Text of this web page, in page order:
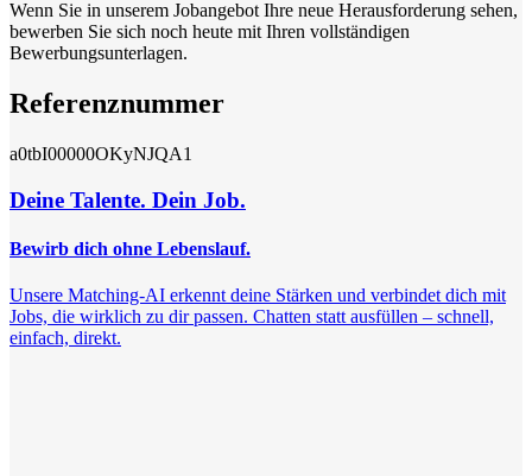
Wenn Sie in unserem Jobangebot Ihre neue Herausforderung sehen,
bewerben Sie sich noch heute mit Ihren vollständigen
Bewerbungsunterlagen.
Referenznummer
a0tbI00000OKyNJQA1
Deine Talente. Dein Job.
Bewirb dich ohne Lebenslauf.
Unsere Matching-AI erkennt deine Stärken und verbindet dich mit
Jobs, die wirklich zu dir passen. Chatten statt ausfüllen – schnell,
einfach, direkt.